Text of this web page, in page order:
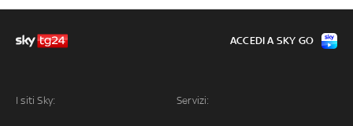
I siti Sky: Servizi:
ACCEDI A SKY GO